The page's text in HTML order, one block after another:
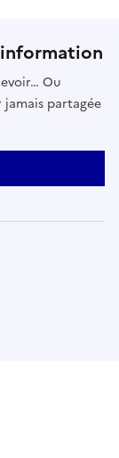
Ou
jamais partagée